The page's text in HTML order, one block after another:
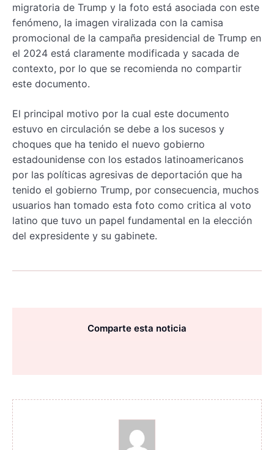
migratoria de Trump y la foto está asociada con este
fenómeno, la imagen viralizada con la camisa
promocional de la campaña presidencial de Trump en
el 2024 está claramente modificada y sacada de
contexto, por lo que se recomienda no compartir
este documento.
El principal motivo por la cual este documento
estuvo en circulación se debe a los sucesos y
choques que ha tenido el nuevo gobierno
estadounidense con los estados latinoamericanos
por las políticas agresivas de deportación que ha
tenido el gobierno Trump, por consecuencia, muchos
usuarios han tomado esta foto como critica al voto
latino que tuvo un papel fundamental en la elección
del expresidente y su gabinete.
Comparte esta noticia